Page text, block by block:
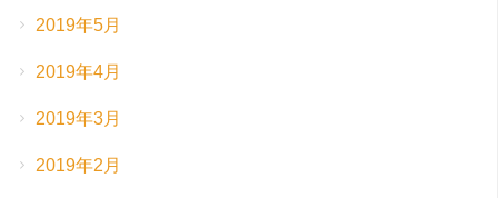
2019年5月
2019年4月
2019年3月
2019年2月